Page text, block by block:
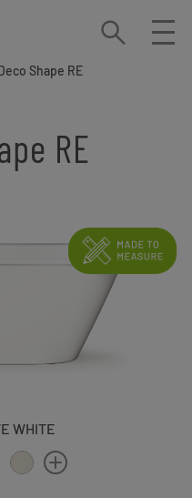
Deco Shape RE
RE
WHITE